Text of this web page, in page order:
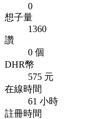
0
想子量
1360
讚
0 個
DHR幣
575 元
在線時間
61 小時
註冊時間